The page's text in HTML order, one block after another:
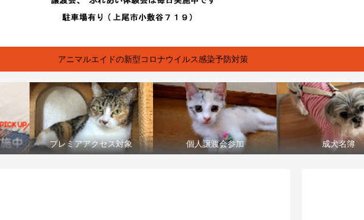
アニマルエイドの新型コロナウイルス感染予防対策
プレミアアクセス対象 個人譲渡会参加 成犬名簿